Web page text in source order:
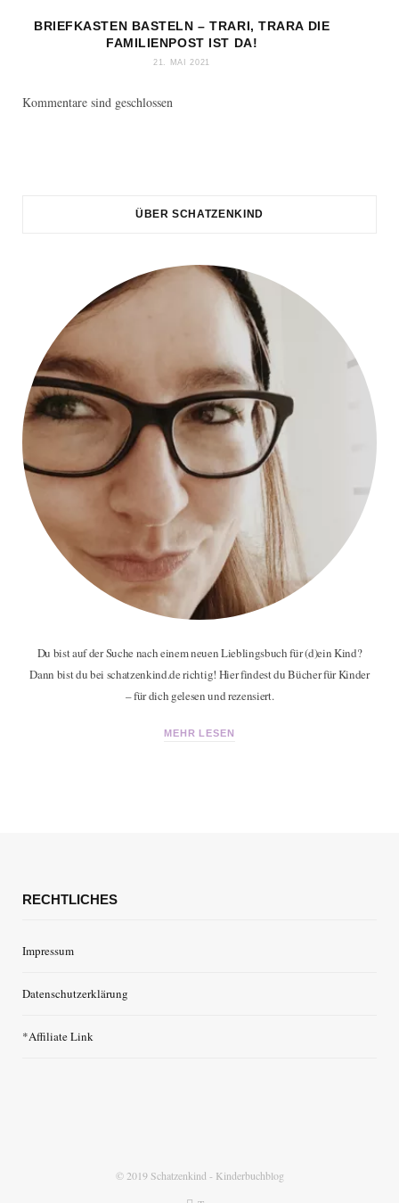
BRIEFKASTEN BASTELN – TRARI, TRARA DIE
FAMILIENPOST IST DA!
21. MAI 2021
Kommentare sind geschlossen
ÜBER SCHATZENKIND
Du bist auf der Suche nach einem neuen Lieblingsbuch für (d)ein Kind?
Dann bist du bei schatzenkind.de richtig! Hier findest du Bücher für Kinder
– für dich gelesen und rezensiert.
MEHR LESEN
RECHTLICHES
Impressum
Datenschutzerklärung
*Affiliate Link
© 2019 Schatzenkind - Kinderbuchblog